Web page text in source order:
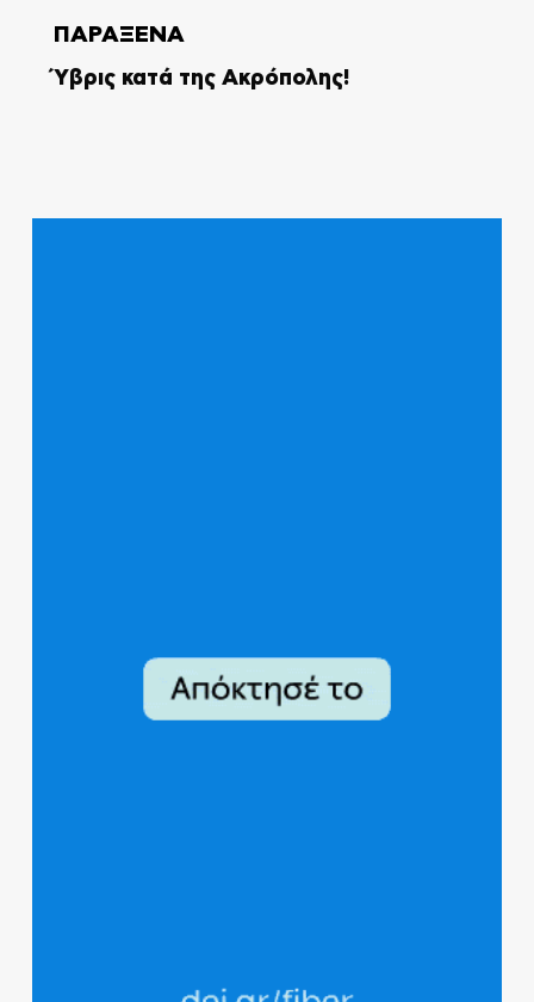
ΠΑΡΑΞΕΝΑ
Ύβρις κατά της Ακρόπολης!